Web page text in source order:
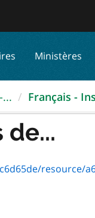
Ministères
Français -
a6153a91-